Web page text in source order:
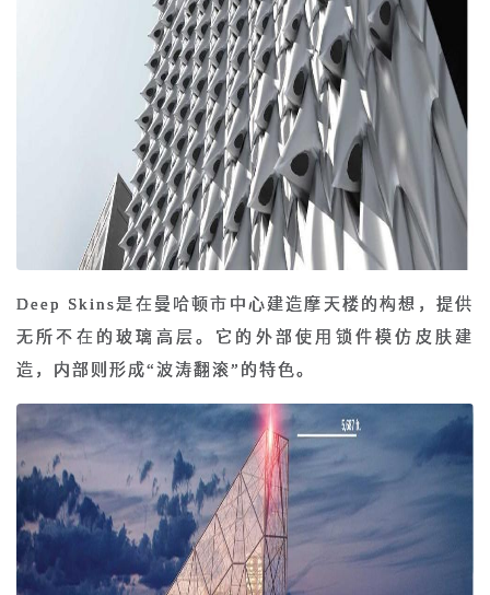
Deep Skins是在曼哈顿市中心建造摩天楼的构想，提供
无所不在的玻璃高层。它的外部使用锁件模仿皮肤建
造，内部则形成“波涛翻滚”的特色。